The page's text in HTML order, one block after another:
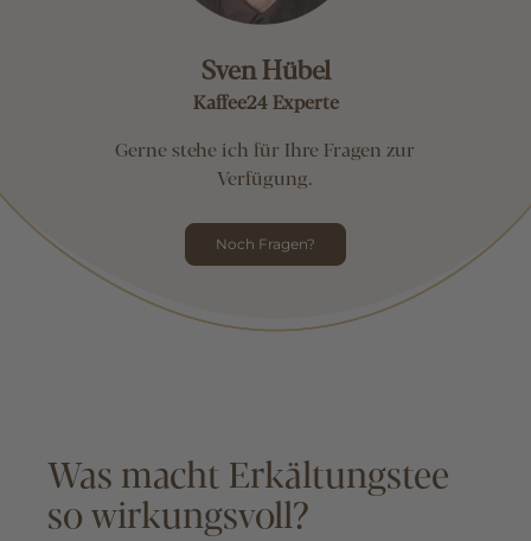
Sven Hübel
Kaffee24 Experte
Gerne stehe ich für Ihre Fragen zur
Verfügung.
Noch Fragen?
Was macht Erkältungstee
so wirkungsvoll?